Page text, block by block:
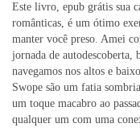
Este livro, epub grátis sua
românticas, é um ótimo
manter você preso. Amei
jornada de autodescoberta,
navegamos nos altos e
Swope são um fatia
um toque macabro ao
qualquer um com uma